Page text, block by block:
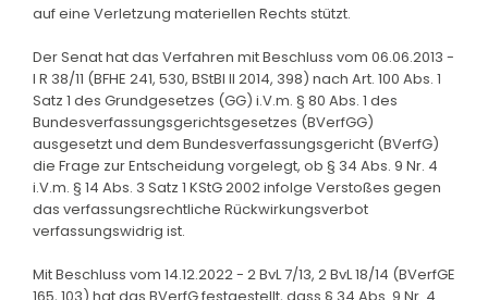
auf eine Verletzung materiellen Rechts stützt.
Der Senat hat das Verfahren mit Beschluss vom 06.06.2013 -
I R 38/11 (BFHE 241, 530, BStBl II 2014, 398) nach Art. 100 Abs. 1
Satz 1 des Grundgesetzes (GG) i.V.m. § 80 Abs. 1 des
Bundesverfassungsgerichtsgesetzes (BVerfGG)
ausgesetzt und dem Bundesverfassungsgericht (BVerfG)
die Frage zur Entscheidung vorgelegt, ob § 34 Abs. 9 Nr. 4
i.V.m. § 14 Abs. 3 Satz 1 KStG 2002 infolge Verstoßes gegen
das verfassungsrechtliche Rückwirkungsverbot
verfassungswidrig ist.
Mit Beschluss vom 14.12.2022 - 2 BvL 7/13, 2 BvL 18/14 (BVerfGE